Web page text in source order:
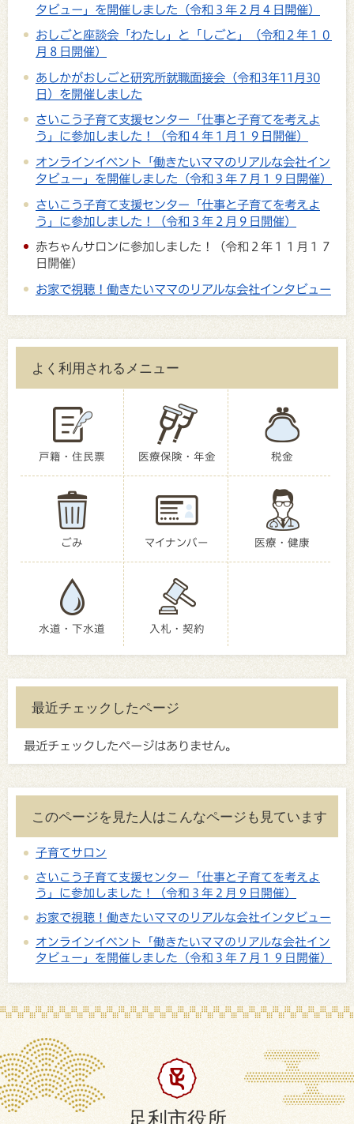
タビュー」を開催しました（令和３年２月４日開催）
おしごと座談会「わたし」と「しごと」（令和２年１０
月８日開催）
あしかがおしごと研究所就職面接会（令和3年11月30
日）を開催しました
さいこう子育て支援センター「仕事と子育てを考えよ
う」に参加しました！（令和４年１月１９日開催）
オンラインイベント「働きたいママのリアルな会社イン
タビュー」を開催しました（令和３年７月１９日開催）
さいこう子育て支援センター「仕事と子育てを考えよ
う」に参加しました！（令和３年２月９日開催）
赤ちゃんサロンに参加しました！（令和２年１１月１７
日開催）
お家で視聴！働きたいママのリアルな会社インタビュー
よく利用されるメニュー
戸籍・住民票 医療保険・年金 税金
ごみ マイナンバー 医療・健康
水道・下水道 入札・契約
最近チェックしたページ
最近チェックしたページはありません。
このページを見た人はこんなページも見ています
子育てサロン
さいこう子育て支援センター「仕事と子育てを考えよ
う」に参加しました！（令和３年２月９日開催）
お家で視聴！働きたいママのリアルな会社インタビュー
オンラインイベント「働きたいママのリアルな会社イン
タビュー」を開催しました（令和３年７月１９日開催）
足利市役所